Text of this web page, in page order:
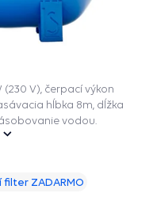
V), čerpací výkon
hĺbka 8m, dĺžka
vodou.
ZADARMO